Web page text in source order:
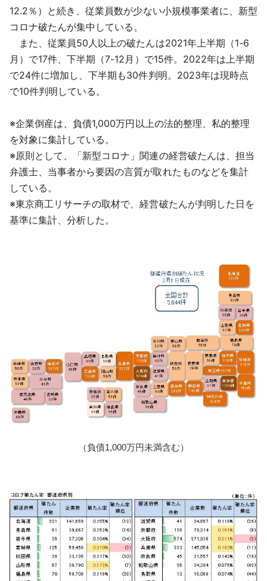
12.2％）と続き、従業員数が少ない小規模事業者に、新型
コロナ破たんが集中している。
また、従業員50人以上の破たんは2021年上半期（1-6
月）で17件、下半期（7-12月）で15件。2022年は上半期
で24件に増加し、下半期も30件判明。2023年は現時点
で10件判明している。
※企業倒産は、負債1,000万円以上の法的整理、私的整理
を対象に集計している。
※原則として、「新型コロナ」関連の経営破たんは、担当
弁護士、当事者から要因の言質が取れたものなどを集計
している。
※東京商工リサーチの取材で、経営破たんが判明した日を
基準に集計、分析した。
（負債1,000万円未満含む）